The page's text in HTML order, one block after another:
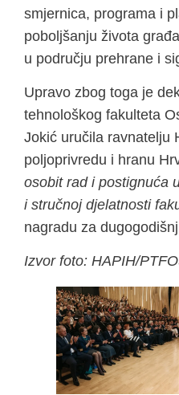
smjernica, programa i
poboljšanju života
u području prehrane i
Upravo zbog toga je
tehnološkog fakulteta
Jokić uručila ravnatelju
poljoprivredu i hranu
osobit rad i postignuća
i stručnoj djelatnosti
nagradu za
Izvor foto: HAPIH/